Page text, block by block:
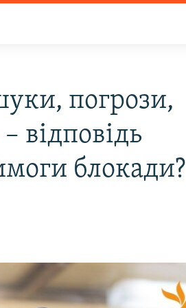
погрози,
відповідь
блокади?